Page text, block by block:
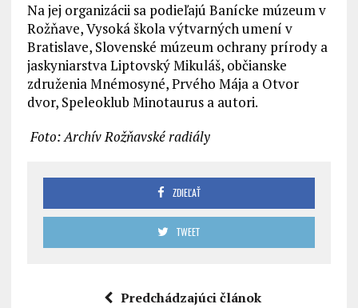
Na jej organizácii sa podieľajú Banícke múzeum v
Rožňave, Vysoká škola výtvarných umení v
Bratislave, Slovenské múzeum ochrany prírody a
jaskyniarstva Liptovský Mikuláš, občianske
združenia Mnémosyné, Prvého Mája a Otvor
dvor, Speleoklub Minotaurus a autori.
Foto: Archív Rožňavské radiály
ZDIEĽAŤ
TWEET
Predchádzajúci článok